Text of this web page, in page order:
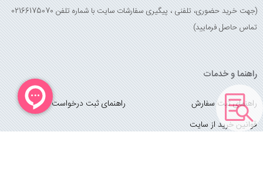
(جهت خرید حضوری، تلفنی ، پیگیری سفارشات سایت با شماره تلفن 02166175070
تماس حاصل فرمایید)
راهنما و خدمات
راهنمای ثبت سفارش
راهنمای ثبت درخواست کتاب
قوانین خرید از سایت